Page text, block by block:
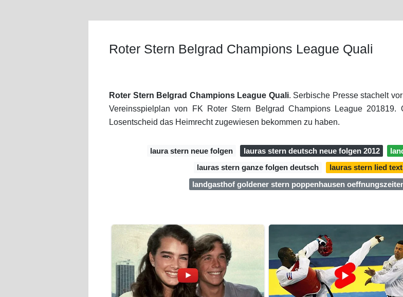
Roter Stern Belgrad Champions League Quali
Roter Stern Belgrad Champions League Quali. Serbische Presse stachelt
Vereinsspielplan von FK Roter Stern Belgrad Champions League 201819.
Losentscheid das Heimrecht zugewiesen bekommen zu haben.
laura stern neue folgen lauras stern deutsch neue folgen 2012
lauras stern ganze folgen deutsch
lauras stern lied text
landgasthof goldener stern poppenhausen